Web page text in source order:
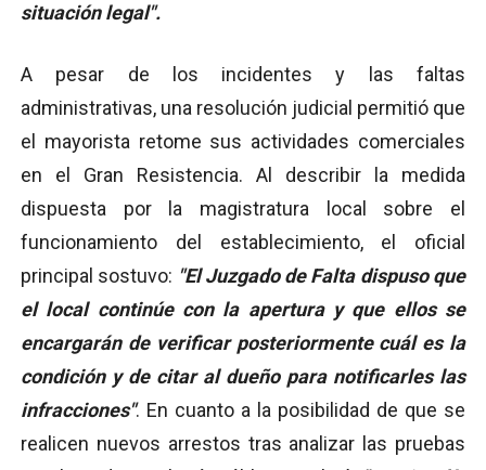
situación legal".
A pesar de los incidentes y las faltas
administrativas, una resolución judicial permitió que
el mayorista retome sus actividades comerciales
en el Gran Resistencia. Al describir la medida
dispuesta por la magistratura local sobre el
funcionamiento del establecimiento, el oficial
principal sostuvo: "El Juzgado de Falta dispuso que
el local continúe con la apertura y que ellos se
encargarán de verificar posteriormente cuál es la
condición y de citar al dueño para notificarles las
infracciones". En cuanto a la posibilidad de que se
realicen nuevos arrestos tras analizar las pruebas